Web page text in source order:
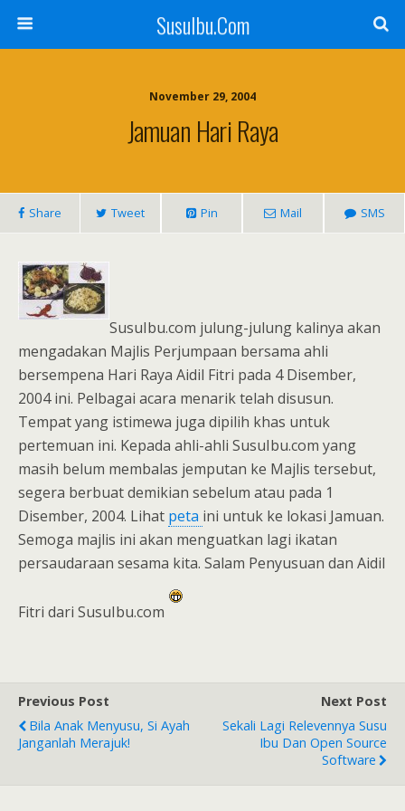
SusuIbu.Com
November 29, 2004
Jamuan Hari Raya
Share Tweet Pin Mail SMS
SusuIbu.com julung-julung kalinya akan
mengadakan Majlis Perjumpaan bersama ahli
bersempena Hari Raya Aidil Fitri pada 4 Disember,
2004 ini. Pelbagai acara menarik telah disusun.
Tempat yang istimewa juga dipilih khas untuk
pertemuan ini. Kepada ahli-ahli SusuIbu.com yang
masih belum membalas jemputan ke Majlis tersebut,
segera berbuat demikian sebelum atau pada 1
Disember, 2004. Lihat peta ini untuk ke lokasi Jamuan.
Semoga majlis ini akan menguatkan lagi ikatan
persaudaraan sesama kita. Salam Penyusuan dan Aidil
Fitri dari SusuIbu.com
Previous Post
Bila Anak Menyusu, Si Ayah
Janganlah Merajuk!
Next Post
Sekali Lagi Relevennya Susu
Ibu Dan Open Source
Software